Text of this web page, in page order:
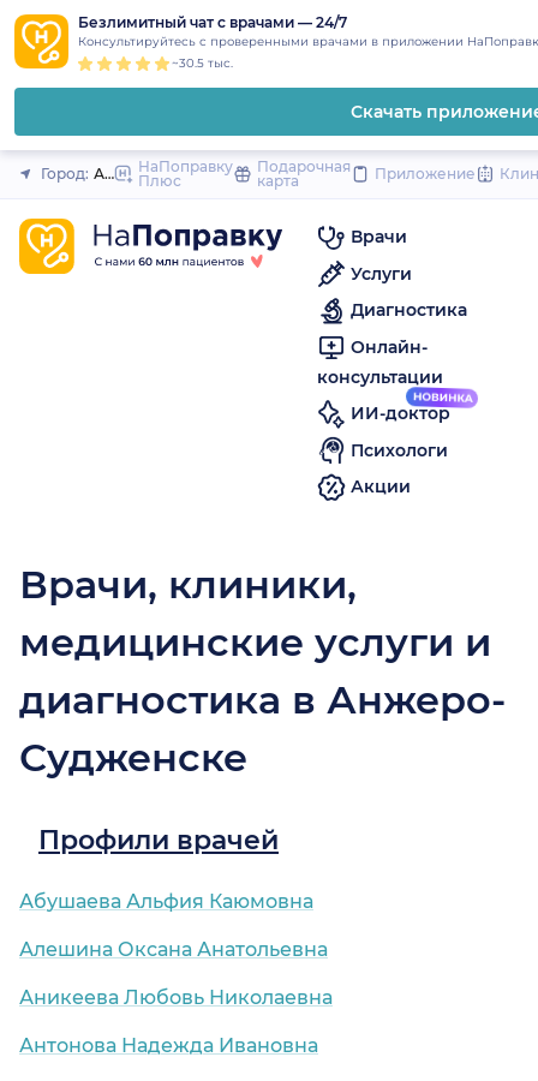
content
Безлимитный чат с врачами — 24/7
Консультируйтесь с проверенными врачами в приложении
~30.5 тыс.
Скачать
Закрыть
Город: Анжеро-Судженск
НаПоправку
Плюс
Подарочная
карта
Приложение
Врачи
Услуги
Диагностика
Онлайн-
консультации
ИИ-доктор
Психологи
Акции
Врачи, клиники,
медицинские услуги и
диагностика в Анжеро-
Судженске
Профили врачей
Абушаева Альфия Каюмовна
Алешина Оксана Анатольевна
Аникеева Любовь Николаевна
Антонова Надежда Ивановна